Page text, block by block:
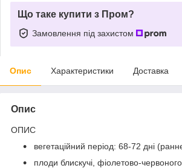
Що таке купити з Пром?
Замовлення під захистом
Опис Характеристики Доставка
Опис
ОПИС
вегетаційний період: 68-72 дні
плоди блискучі, фіолетово-